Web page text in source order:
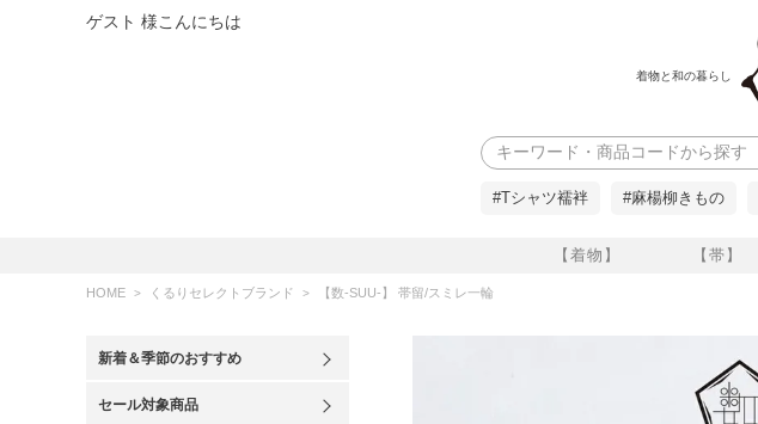
ゲスト 様こんにちは
着物と和の暮らし
【着物】 【帯】
検索
#Tシャツ襦袢 #麻楊柳きもの
HOME くるりセレクトブランド 【数-SUU-】 帯留/スミレ一輪
新着＆季節のおすすめ
セール対象商品